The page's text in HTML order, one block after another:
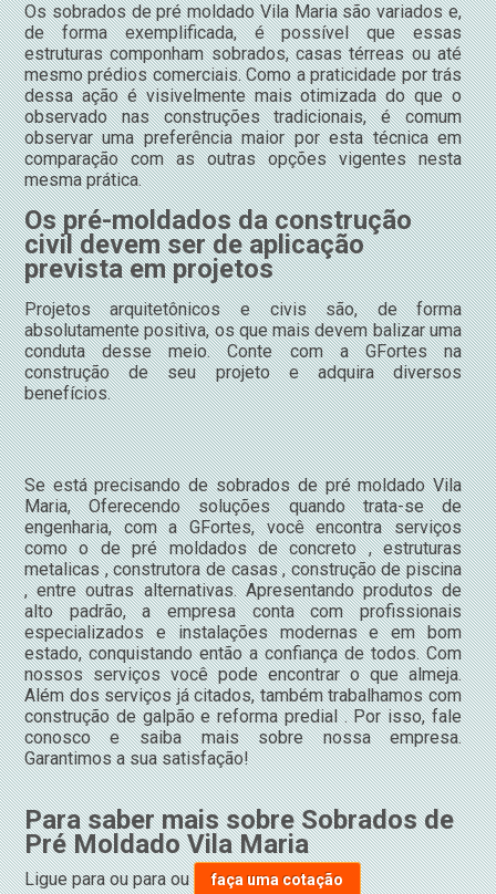
Os sobrados de pré moldado Vila Maria são variados e,
de forma exemplificada, é possível que essas
estruturas componham sobrados, casas térreas ou até
mesmo prédios comerciais. Como a praticidade por trás
dessa ação é visivelmente mais otimizada do que o
observado nas construções tradicionais, é comum
observar uma preferência maior por esta técnica em
comparação com as outras opções vigentes nesta
mesma prática.
Os pré-moldados da construção
civil devem ser de aplicação
prevista em projetos
Projetos arquitetônicos e civis são, de forma
absolutamente positiva, os que mais devem balizar uma
conduta desse meio. Conte com a GFortes na
construção de seu projeto e adquira diversos
benefícios.
Se está precisando de sobrados de pré moldado Vila
Maria, Oferecendo soluções quando trata-se de
engenharia, com a GFortes, você encontra serviços
como o de pré moldados de concreto , estruturas
metalicas , construtora de casas , construção de piscina
, entre outras alternativas. Apresentando produtos de
alto padrão, a empresa conta com profissionais
especializados e instalações modernas e em bom
estado, conquistando então a confiança de todos. Com
nossos serviços você pode encontrar o que almeja.
Além dos serviços já citados, também trabalhamos com
construção de galpão e reforma predial . Por isso, fale
conosco e saiba mais sobre nossa empresa.
Garantimos a sua satisfação!
Para saber mais sobre Sobrados de
Pré Moldado Vila Maria
Ligue paraou paraou faça uma cotação